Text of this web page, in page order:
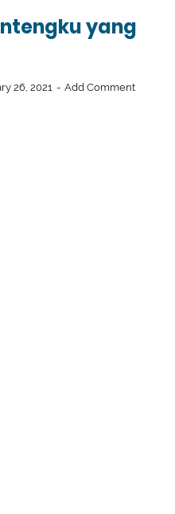
yang
26, 2021 Add Comment